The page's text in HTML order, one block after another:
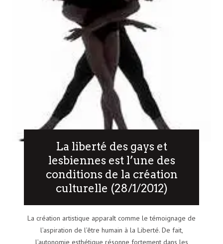
La liberté des gays et
lesbiennes est l’une des
conditions de la création
culturelle (28/1/2012)
La création artistique apparaît comme le témoignage de
l’aspiration de l’être humain à la Liberté. De fait,
l’autonomie esthétique résonne fortement dans les